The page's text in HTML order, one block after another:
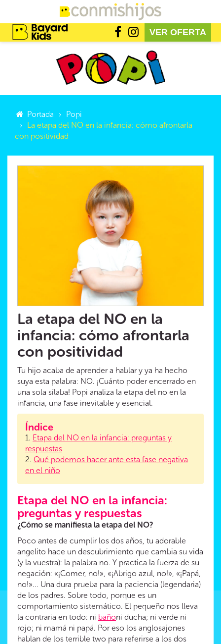
VER OFERTA
Portada
Popi
La etapa del NO en la infancia: cómo afrontarla
con positividad
La etapa del NO en la
infancia: cómo afrontarla
con positividad
Tu hijo acaba de aprender a hablar y ya ha hecho
suya esta palabra: NO. ¡Cuánto poder encerrado en
una sola sílaba! Popi analiza la etapa del no en la
infancia, una fase inevitable y esencial.
Índice
1. Etapa del NO en la infancia: preguntas y
respuestas
2. Qué podemos hacer ante esta fase negativa
en el niño
Etapa del NO en la infancia:
preguntas y respuestas
¿Cómo se manifiesta la etapa del NO?
Poco antes de cumplir los dos años, tu adorable
angelito hace un descubrimiento que cambia su vida
(y la vuestra): la palabra no. Y practica la fuerza de su
negación: «¡Comer, no!», «¡Abrigo azul, no!», «¡Papá,
no!»... Una dura prueba para la paciencia (legendaria)
de los padres. Sobre todo, porque es un
comportamiento sistemático. El pequeño nos lleva
la contraria en todo: ni bañoni ducha; ni verde ni
rojo; ni mamá ni papá. Por eso los anglosajones
hablan de los terrible two para referirse a los dos